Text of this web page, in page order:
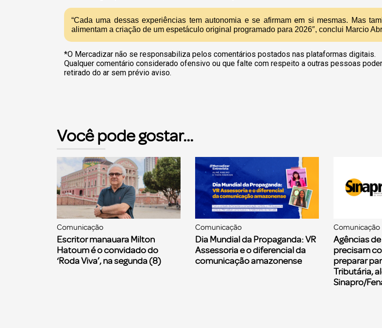
“Cada uma dessas experiências tem autonomia e se afirmamem si mesmas. Mas
alimentam a criação de um espetáculo original programado para 2026″, conclui Marcio
*O Mercadizar não se responsabiliza pelos comentários postados nas plataformas digitais.
Qualquer comentário considerado ofensivo ou que falte com respeito a outras pessoas
retirado do ar sem prévio aviso.
Você pode gostar...
Comunicação
Escritor manauara Milton
Hatoum é o convidado do
‘Roda Viva’, na segunda (8)
Comunicação
Dia Mundial da Propaganda: VR
Assessoria e o diferencial da
comunicação amazonense
Comunicação
Agências
precisam
preparar
Tributária,
Sinapro/